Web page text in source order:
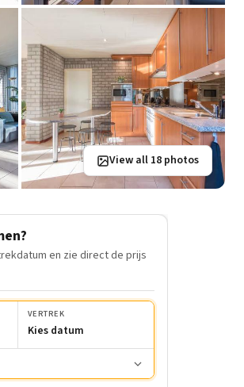
View all 18 photos
en zie direct de prijs
VERTREK
Kies datum